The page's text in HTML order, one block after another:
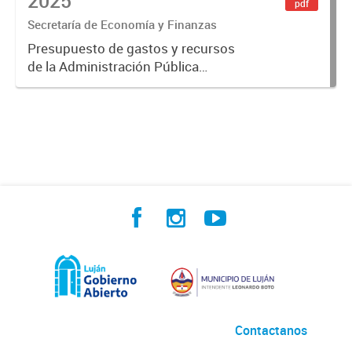
Secretaría de Economía y Finanzas
Presupuesto de gastos y recursos
de la Administración Pública
Municipal para el ejercicio 2025.
pdf
Contactanos